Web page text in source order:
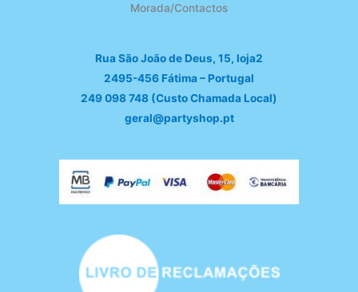
Morada/Contactos
Rua São João de Deus, 15, loja2
2495-456 Fátima – Portugal
249 098 748 (Custo Chamada Local)
geral@partyshop.pt